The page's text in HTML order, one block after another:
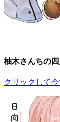
柚木さんちの四
クリックして